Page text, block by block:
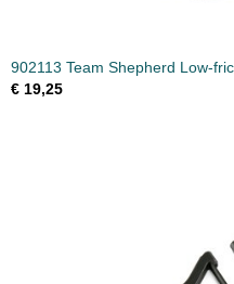
902113 Team Shepherd Low-
€ 19,25